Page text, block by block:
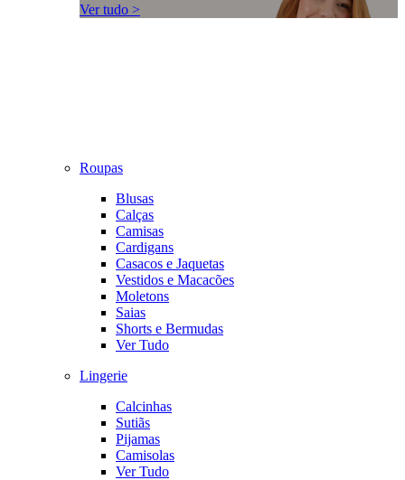
Ver tudo >
Roupas
Blusas
Calças
Camisas
Cardigans
Casacos e Jaquetas
Vestidos e Macacões
Moletons
Saias
Shorts e Bermudas
Ver Tudo
Lingerie
Calcinhas
Sutiãs
Pijamas
Camisolas
Ver Tudo